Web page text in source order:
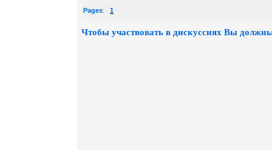
Pages: 1
Чтобы участвовать в дискуссиях Вы